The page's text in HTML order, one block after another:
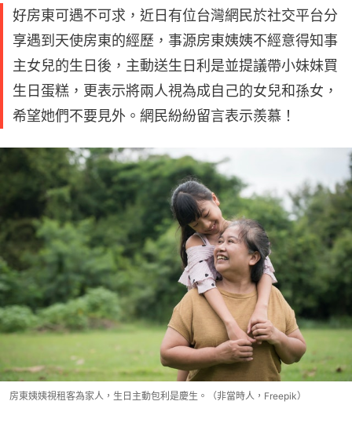
好房東可遇不可求，近日有位台灣網民於社交平台分
享遇到天使房東的經歷，事源房東姨姨不經意得知事
主女兒的生日後，主動送生日利是並提議帶小妹妹買
生日蛋糕，更表示將兩人視為成自己的女兒和孫女，
希望她們不要見外。網民紛紛留言表示羨慕！
房東姨姨視租客為家人，生日主動包利是慶生。（非當時人，Freepik）